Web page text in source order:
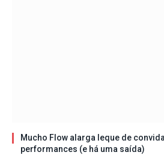
Mucho Flow alarga leque de
performances (e há uma saída)